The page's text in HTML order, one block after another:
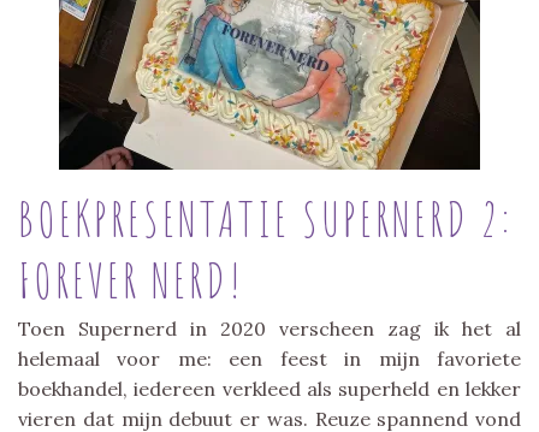
BOEKPRESENTATIE SUPERNERD 2:
FOREVER NERD!
Toen Supernerd in 2020 verscheen zag ik het al
helemaal voor me: een feest in mijn favoriete
boekhandel, iedereen verkleed als superheld en lekker
vieren dat mijn debuut er was. Reuze spannend vond